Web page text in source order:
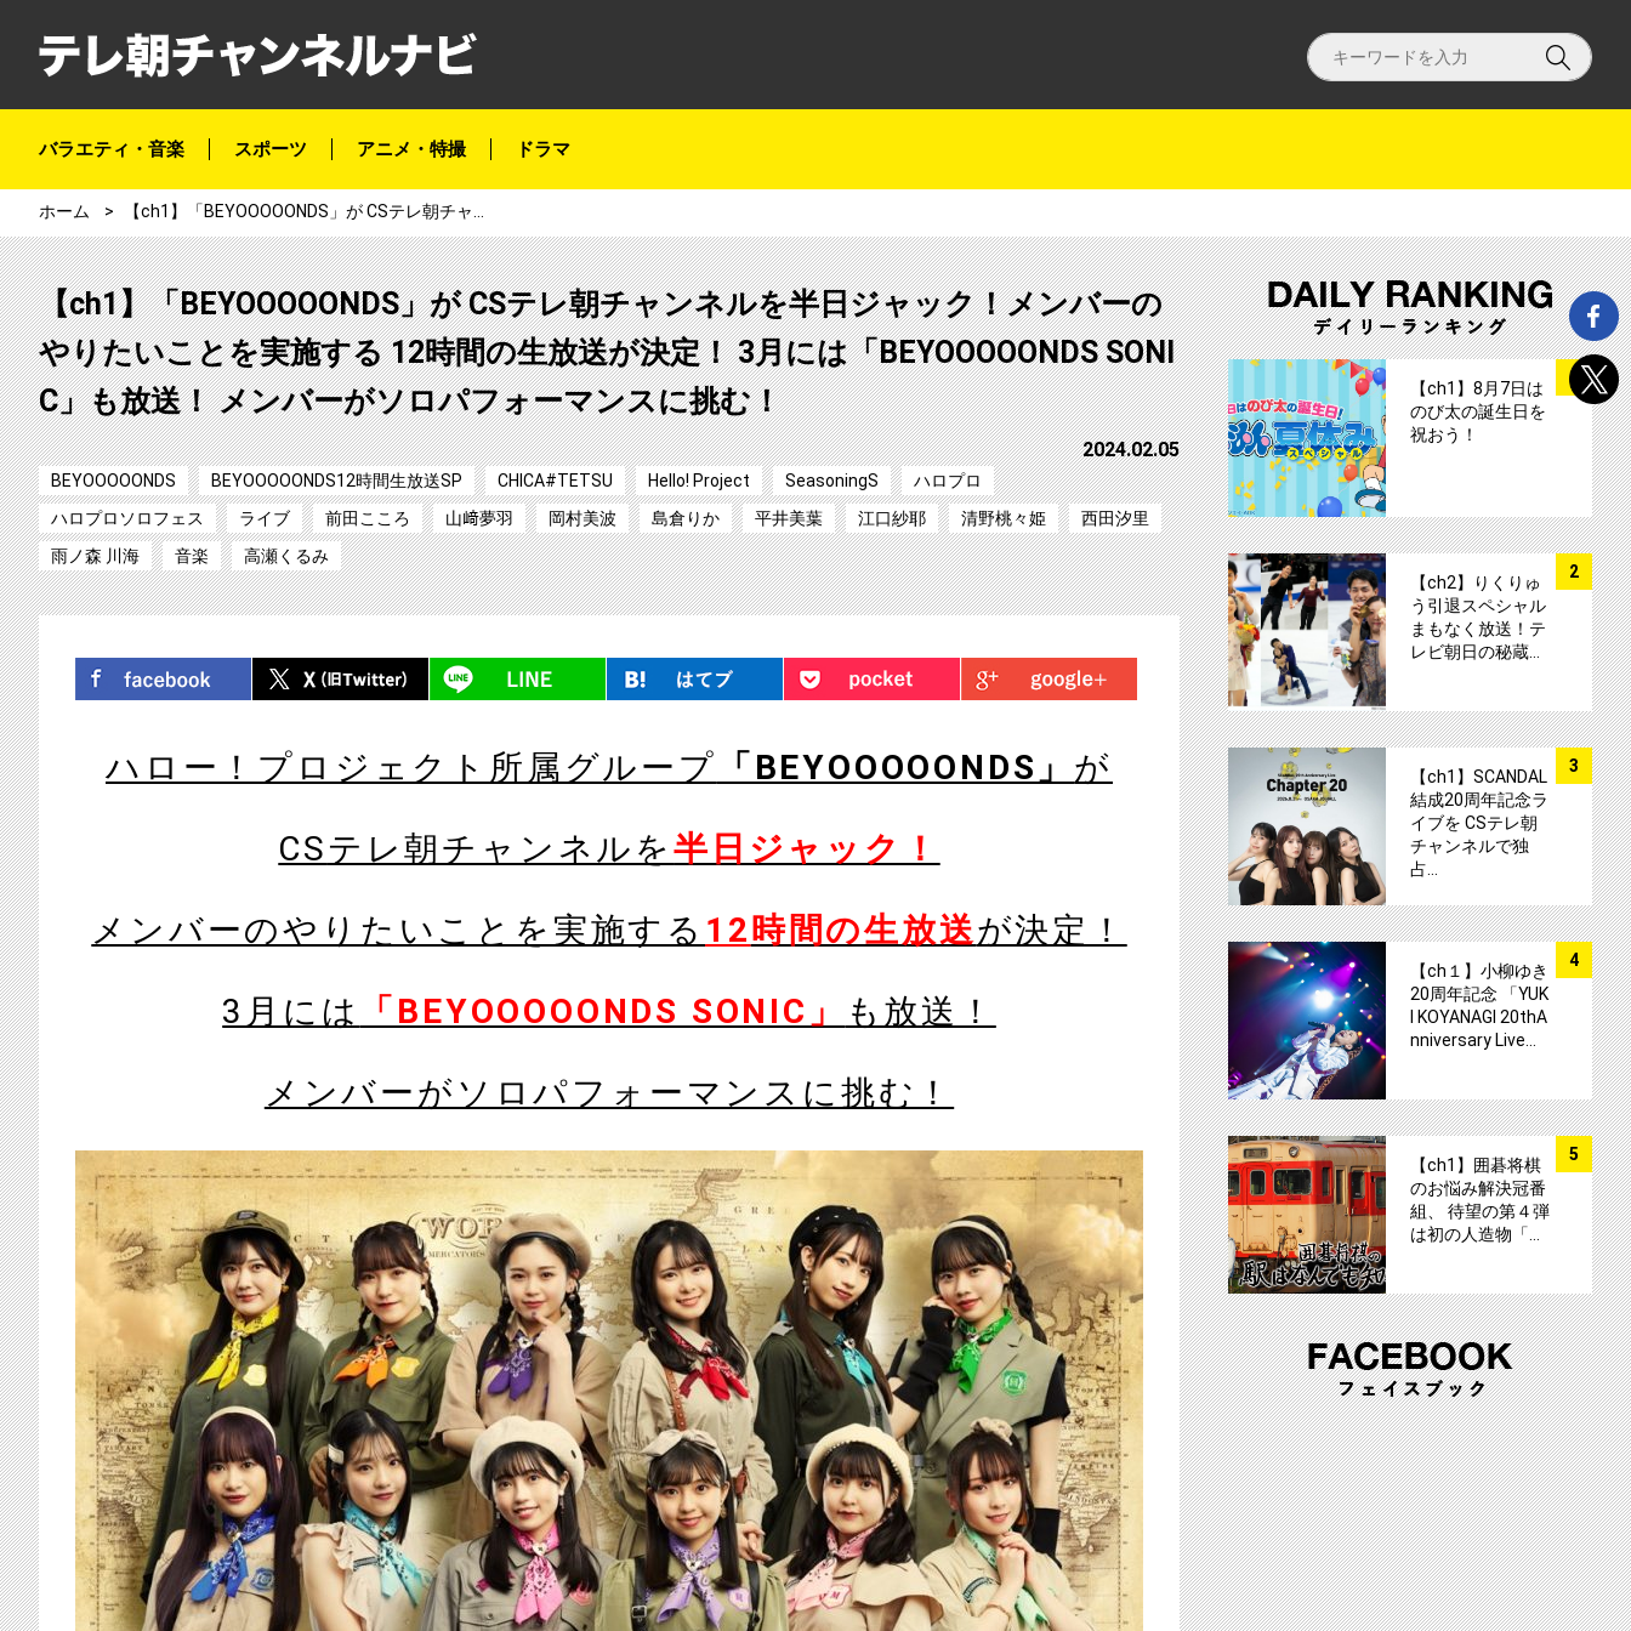
バラエティ・音楽 スポーツ アニメ・特撮 ドラマ
ホーム
【ch1】「BEYOOOOONDS」が CSテレ朝チャンネルを半日ジャック！メンバーの
やりたいことを実施する 12時間の生放送が決定！ 3月には「BEYOOOOONDS SONI
C」も放送！ メンバーがソロパフォーマンスに挑む！
2024.02.05
BEYOOOOONDS BEYOOOOONDS12時間生放送SP CHICA#TETSU Hello! Project SeasoningS
ハロプロ
ハロプロソロフェス
ライブ 前田こころ 山﨑夢羽 岡村美波 島倉りか 平井美葉 江口紗耶 清野桃々姫
西田汐里
雨ノ森 川海
音楽 高瀬くるみ
シェア ツイート はてブ +1
ハロー！プロジェクト所属グループ 「BEYOOOOONDS」 が
CSテレ朝チャンネルを半日ジャック！
メンバーのやりたいことを実施する 12時間の生放送が決定！
3 月には 「BEYOOOOONDS SONIC」 も放送！
メンバーがソロパフォーマンスに挑む！
1
【ch1】8月7日は
のび太の誕生日を
祝おう！
2
【ch2】りくりゅ
う引退スペシャル
まもなく放送！テ
レビ朝日の秘蔵…
3
【ch1】SCANDAL
結成20周年記念ラ
イブを CSテレ朝
チャンネルで独
占…
4
【ch１】小柳ゆき
20周年記念 「YUK
I KOYANAGI 20thA
nniversary Live…
5
【ch1】囲碁将棋
のお悩み解決冠番
組、 待望の第４弾
は初の人造物「…